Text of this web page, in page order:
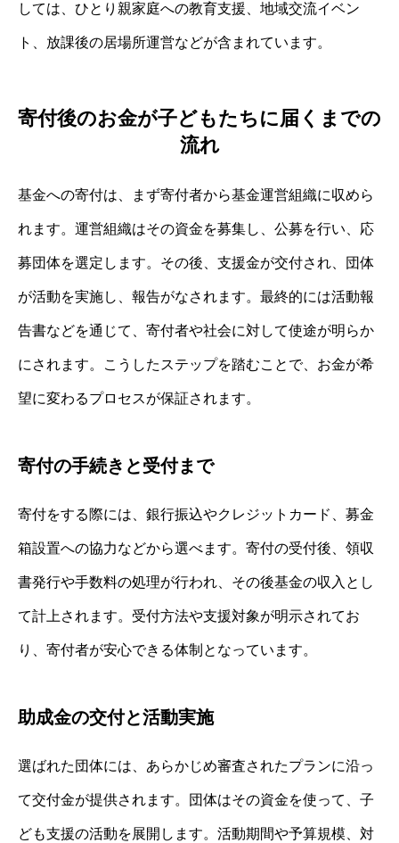
しては、ひとり親家庭への教育支援、地域交流イベン
ト、放課後の居場所運営などが含まれています。
寄付後のお金が子どもたちに届くまでの
流れ
基金への寄付は、まず寄付者から基金運営組織に収めら
れます。運営組織はその資金を募集し、公募を行い、応
募団体を選定します。その後、支援金が交付され、団体
が活動を実施し、報告がなされます。最終的には活動報
告書などを通じて、寄付者や社会に対して使途が明らか
にされます。こうしたステップを踏むことで、お金が希
望に変わるプロセスが保証されます。
寄付の手続きと受付まで
寄付をする際には、銀行振込やクレジットカード、募金
箱設置への協力などから選べます。寄付の受付後、領収
書発行や手数料の処理が行われ、その後基金の収入とし
て計上されます。受付方法や支援対象が明示されてお
り、寄付者が安心できる体制となっています。
助成金の交付と活動実施
選ばれた団体には、あらかじめ審査されたプランに沿っ
て交付金が提供されます。団体はその資金を使って、子
ども支援の活動を展開します。活動期間や予算規模、対